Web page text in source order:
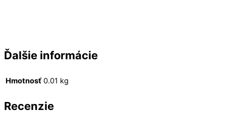
Ďalšie informácie
Hmotnosť 0.01 kg
Recenzie